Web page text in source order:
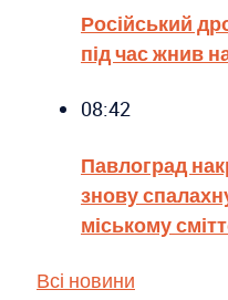
Російський
під час жнив
08:42
Павлоград
знову
міському
Всі новини